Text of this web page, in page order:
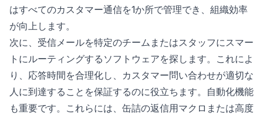
はすべてのカスタマー通信を1か所で管理でき、組織効率
が向上します。
次に、受信メールを特定のチームまたはスタッフにスマー
トにルーティングするソフトウェアを探します。これによ
り、応答時間を合理化し、カスタマー問い合わせが適切な
人に到達することを保証するのに役立ちます。自動化機能
も重要です。これらには、缶詰の返信用マクロまたは高度